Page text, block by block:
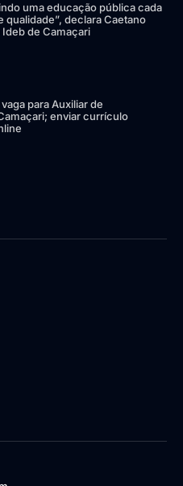
uma educação pública cada
qualidade”, declara Caetano
de Camaçari
para Auxiliar de
enviar currículo